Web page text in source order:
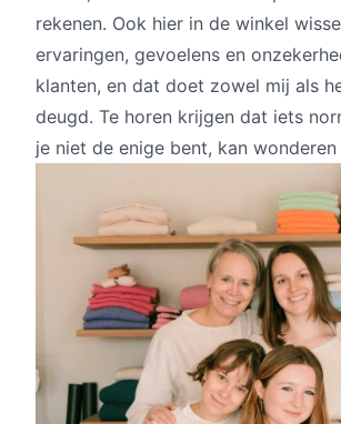
rekenen. Ook hier in de winkel
ervaringen, gevoelens en
klanten, en dat doet zowel mij als
deugd. Te horen krijgen dat iets
je niet de enige bent, kan wonderen